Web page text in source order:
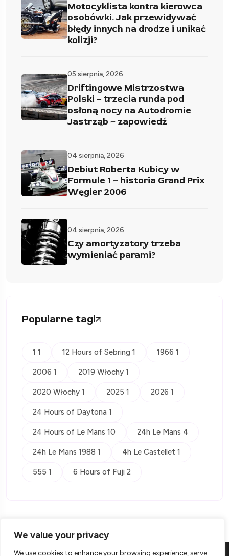
We value your privacy
We use cookies to enhance your browsing experience, serve
Motocyklista kontra kierowca
osobówki. Jak przewidywać
błędy innych na drodze i unikać
kolizji?
05 sierpnia, 2026
Driftingowe Mistrzostwa
Polski – trzecia runda pod
osłoną nocy na Autodromie
Jastrząb – zapowiedź
04 sierpnia, 2026
Debiut Roberta Kubicy w
Formule 1 – historia Grand Prix
Węgier 2006
04 sierpnia, 2026
Czy amortyzatory trzeba
wymieniać parami?
Popularne tagi
1 1 12 Hours of Sebring 1 1966 1
2006 1 2019 Włochy 1
2020 Włochy 1 2025 1 2026 1
24 Hours of Daytona 1
24 Hours of Le Mans 10 24h Le Mans 4
24h Le Mans 1988 1 4h Le Castellet 1
555 1 6 Hours of Fuji 2